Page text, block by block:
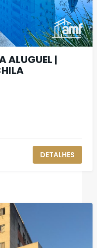
ALUGUEL |
DETALHES